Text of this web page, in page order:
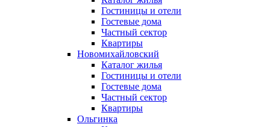
Гостиницы и отели
Гостевые дома
Частный сектор
Квартиры
Новомихайловский
Каталог жилья
Гостиницы и отели
Гостевые дома
Частный сектор
Квартиры
Ольгинка